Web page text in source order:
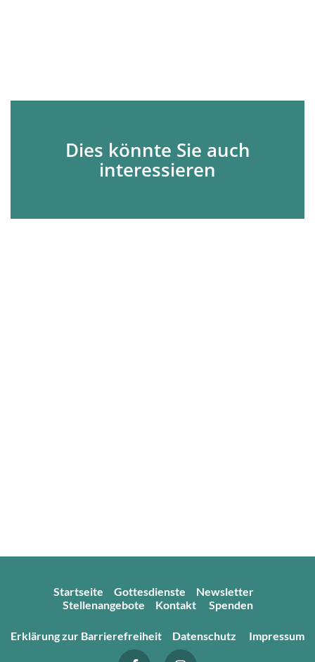
Dies könnte Sie auch
interessieren
Startseite Gottesdienste
Newsletter
Stellenangebote
Kontakt Spenden
Erklärung zur Barrierefreiheit Datenschutz Impressum